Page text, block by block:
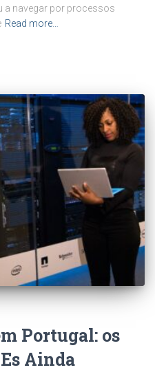
a navegar por processos
Read more…
Portugal: os
Ainda